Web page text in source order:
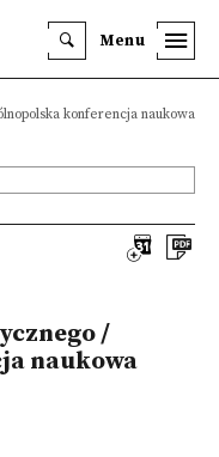
Menu
konferencja naukowa
/
naukowa